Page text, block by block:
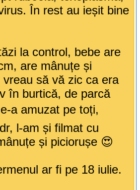
În rest au ieșit bine
la control, bebe are
are mânuțe și
vreau să vă zic ca era
în burtică, de parcă
a amuzat pe toți,
l-am și filmat cu
și piciorușe 😍
ar fi pe 18 iulie.